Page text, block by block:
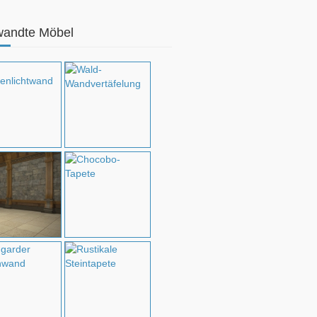
Möbel